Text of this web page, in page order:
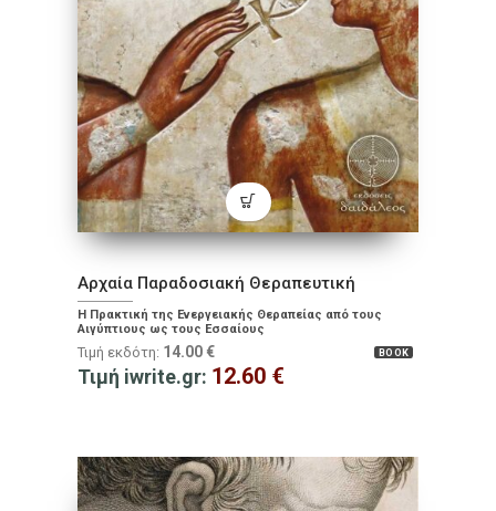
Αρχαία Παραδοσιακή Θεραπευτική
Η Πρακτική της Ενεργειακής Θεραπείας από τους
Αιγύπτιους ως τους Εσσαίους
BOOK
Τιμή εκδότη: 14.00 €
Τιμή iwrite.gr: 12.60 €